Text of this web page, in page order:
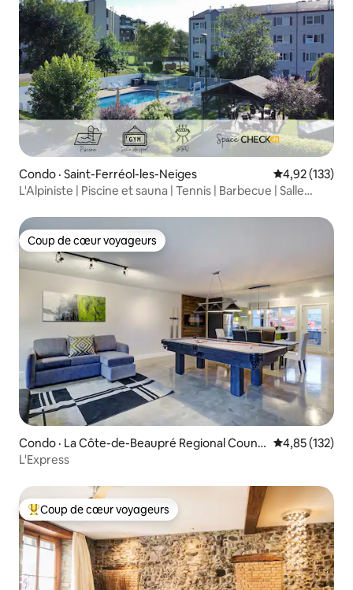
Condo · Saint-Ferréol-les-Neiges Note
4,92 (133)
L'Alpiniste | Piscine et sauna | Tennis | Barbecue | Salle
Coup de cœur voyageurs
Coup de cœur voyageurs
Condo · La Côte-de-Beaupré Regional Count
y Municipality
Note
4,85 (132)
L'Express
Coup de cœur voyageurs parmi les plus aimés
Coup de cœur voyageurs